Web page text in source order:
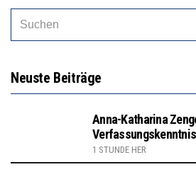
Neuste Beiträge
Anna-Katharina
1 STUNDE HER